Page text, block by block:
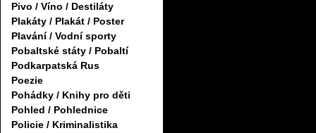
Pivo / Víno / Destiláty
Plakáty / Plakát / Poster
Plavání / Vodní sporty
Pobaltské státy / Pobaltí
Podkarpatská Rus
Poezie
Pohádky / Knihy pro děti
Pohled / Pohlednice
Policie / Kriminalistika